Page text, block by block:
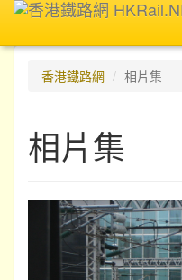
香港鐵路網
相片集
相片集